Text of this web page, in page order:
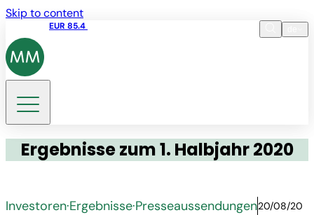
Skip to content
EUR 85.4
Ergebnisse zum 1. Halbjahr 2020
Investoren·Ergebnisse·Presseaussendungen20/08/20